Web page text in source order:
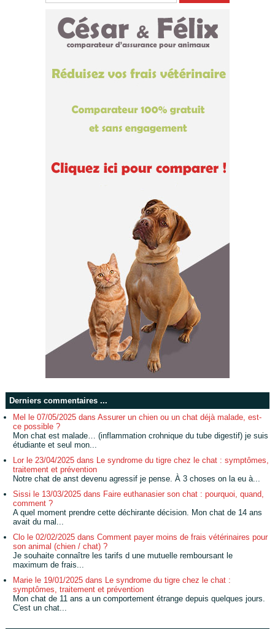
Derniers commentaires ...
Mel le 07/05/2025 dans Assurer un chien ou un chat déjà malade, est-
ce possible ?
Mon chat est malade… (inflammation crohnique du tube digestif) je suis
étudiante et seul mon...
Lor le 23/04/2025 dans Le syndrome du tigre chez le chat : symptômes,
traitement et prévention
Notre chat de anst devenu agressif je pense. À 3 choses on la eu à...
Sissi le 13/03/2025 dans Faire euthanasier son chat : pourquoi, quand,
comment ?
A quel moment prendre cette déchirante décision. Mon chat de 14 ans
avait du mal...
Clo le 02/02/2025 dans Comment payer moins de frais vétérinaires pour
son animal (chien / chat) ?
Je souhaite connaître les tarifs d une mutuelle remboursant le
maximum de frais...
Marie le 19/01/2025 dans Le syndrome du tigre chez le chat :
symptômes, traitement et prévention
Mon chat de 11 ans a un comportement étrange depuis quelques jours.
C'est un chat...